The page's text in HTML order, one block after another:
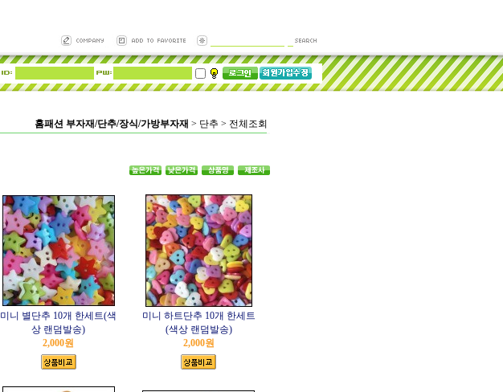
홈패션 부자재/단추/장식/가방부자재 > 단추 > 전체조회
미니 별단추 10개 한세트(색
상 랜덤발송)
2,000원
미니 하트단추 10개 한세트
(색상 랜덤발송)
2,000원